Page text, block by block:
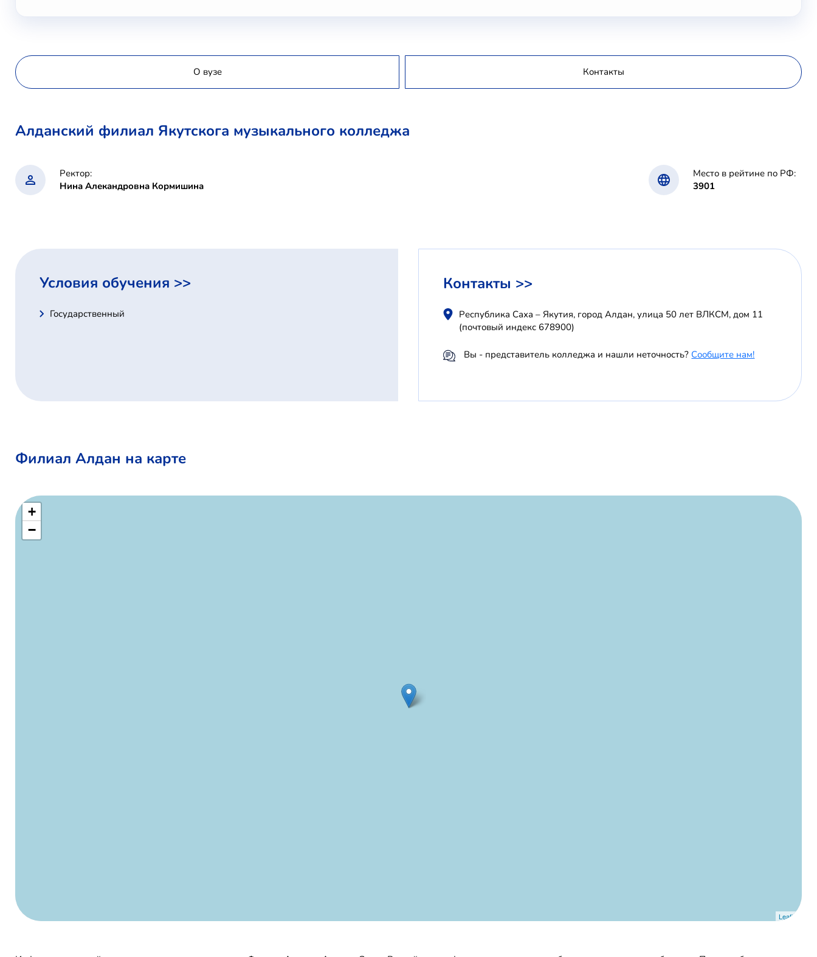
О вузе Контакты
Алданский филиал Якутскога музыкального колледжа
Ректор:
Нина Алекандровна Кормишина
Место в рейтине по РФ:
3901
Условия обучения >>
Государственный
Контакты >>
Республика Саха – Якутия, город Алдан, улица 50 лет ВЛКСМ, дом 11
(почтовый индекс 678900)
Вы - представитель колледжа и нашли неточность? Сообщите нам!
Филиал Алдан на карте
+
−
Leaflet